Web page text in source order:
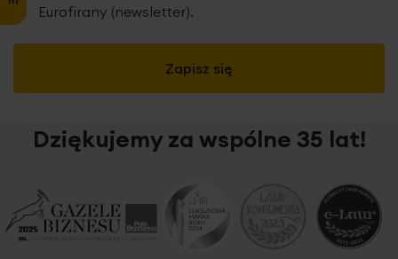
Zapisz się
Eurofirany (newsletter).
Dziękujemy za wspólne 35 lat!